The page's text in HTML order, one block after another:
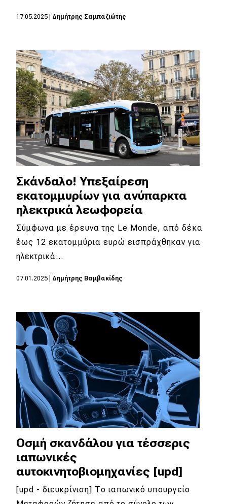
Απόψεις
Test Drive
Δοκιμή
Αποστολή
Συγκρίνουμε
Αγώνες
Formula 1
WRC
Motorsport
Νέα
Τεχνολογία
Mobility
Σταθμοί φόρτισης
Classic
Νέα
Παρουσιάσεις
17.05.2025 Δημήτρης Σαμπαζιώτης
Σκάνδαλο! Υπεξαίρεση
εκατομμυρίων για ανύπαρκτα
ηλεκτρικά λεωφορεία
Σύμφωνα με έρευνα της Le Monde, από δέκα
έως 12 εκατομμύρια ευρώ εισπράχθηκαν για
ηλεκτρικά…
07.01.2025 Δημήτρης Βαμβακίδης
Οσμή σκανδάλου για τέσσερις
ιαπωνικές
αυτοκινητοβιομηχανίες [upd]
[upd - διευκρίνιση] Το ιαπωνικό υπουργείο